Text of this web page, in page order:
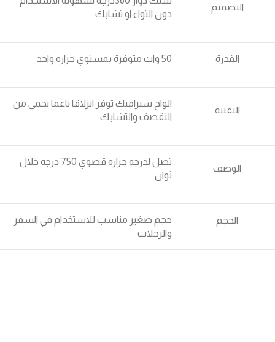
التصميم
دون التواء او تشابك
القدرة 50 وات متوفرة بمستوي حراره واحد
التقنية
الواح سيراميك توفر انزلاقا ناعما يحمي من
التقصف والتشابك
الوصف
تصل لدرجه حراره قصوي 750 درجه خلال
ثوان
الحجم
حجم صغير مناسب للاستخدام في السفر
والرحلات